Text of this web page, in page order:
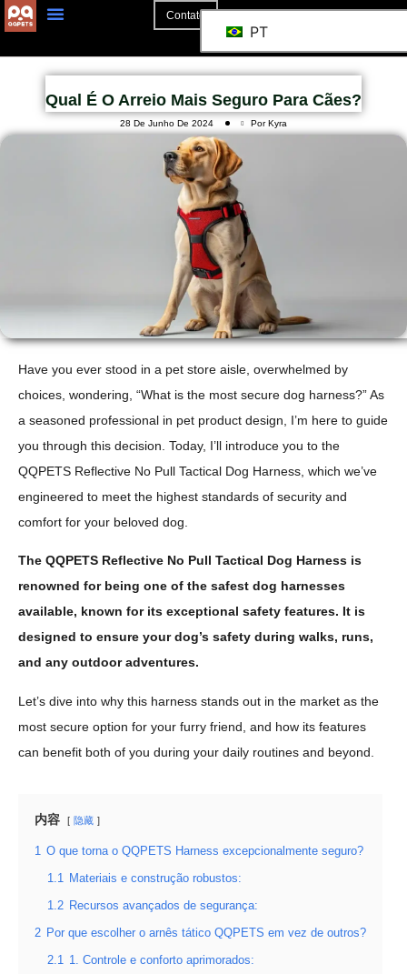
Contato
PT
Qual É O Arreio Mais Seguro Para Cães?
28 De Junho De 2024 Por Kyra
Have you ever stood in a pet store aisle, overwhelmed by
choices, wondering, “What is the most secure dog harness?” As
a seasoned professional in pet product design, I’m here to guide
you through this decision. Today, I’ll introduce you to the
QQPETS Reflective No Pull Tactical Dog Harness, which we’ve
engineered to meet the highest standards of security and
comfort for your beloved dog.
The QQPETS Reflective No Pull Tactical Dog Harness is
renowned for being one of the safest dog harnesses
available, known for its exceptional safety features. It is
designed to ensure your dog’s safety during walks, runs,
and any outdoor adventures.
Let’s dive into why this harness stands out in the market as the
most secure option for your furry friend, and how its features
can benefit both of you during your daily routines and beyond.
内容 隐藏
1 O que torna o QQPETS Harness excepcionalmente seguro?
1.1 Materiais e construção robustos:
1.2 Recursos avançados de segurança:
2 Por que escolher o arnês tático QQPETS em vez de outros?
2.1 1. Controle e conforto aprimorados: